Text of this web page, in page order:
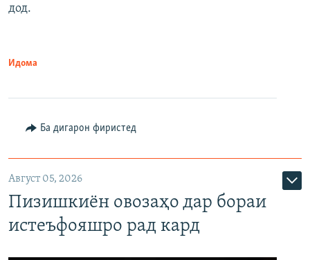
дод.
Идома
Ба дигарон фиристед
Август 05, 2026
Пизишкиён овозаҳо дар бораи
истеъфояшро рад кард